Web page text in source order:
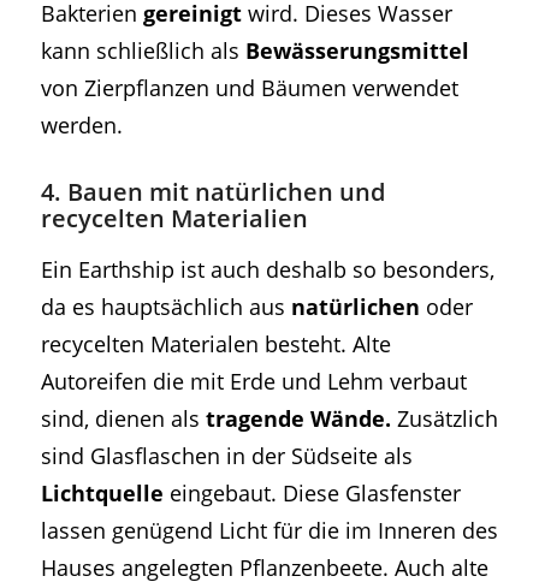
Bakterien gereinigtwird. Dieses Wasser
kann schließlich als Bewässerungsmittel
von Zierpflanzen und Bäumen verwendet
werden.
4. Bauen mit natürlichen und
recycelten Materialien
Ein Earthship ist auch deshalb so besonders,
da es hauptsächlich aus natürlichen oder
recycelten Materialen besteht. Alte
Autoreifen die mit Erde und Lehm verbaut
sind, dienen als tragende Wände. Zusätzlich
sind Glasflaschen in der Südseite als
Lichtquelle eingebaut. Diese Glasfenster
lassen genügend Licht für die im Inneren des
Hauses angelegten Pflanzenbeete. Auch alte